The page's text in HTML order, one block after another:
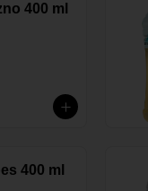
400 ml
400 ml